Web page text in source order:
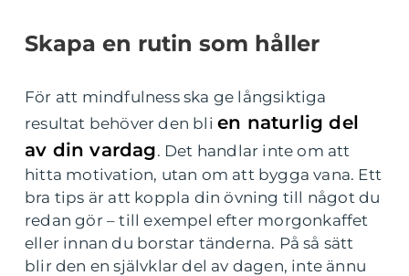
Skapa en rutin som håller
För att mindfulness ska ge långsiktiga
resultat behöver den bli en naturlig del
av din vardag. Det handlar inte om att
hitta motivation, utan om att bygga vana. Ett
bra tips är att koppla din övning till något du
redan gör – till exempel efter morgonkaffet
eller innan du borstar tänderna. På så sätt
blir den en självklar del av dagen, inte ännu